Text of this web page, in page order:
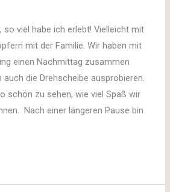
so viel habe ich erlebt! Vielleicht mit
mit der Familie. Wir haben mit
einen Nachmittag zusammen
die Drehscheibe ausprobieren.
schön zu sehen, wie viel Spaß wir
Nach einer längeren Pause bin